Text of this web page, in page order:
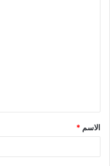
ق
*
الاسم *